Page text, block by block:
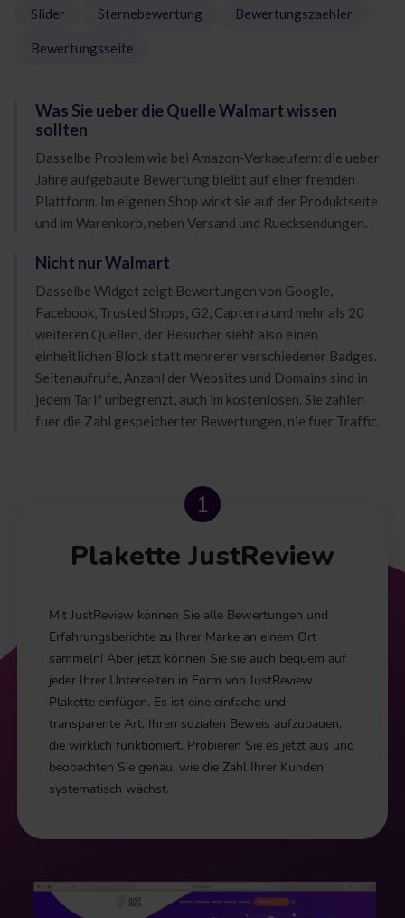
Slider Sternebewertung Bewertungszaehler
Bewertungsseite
Was Sie ueber die Quelle Walmart wissen
sollten
Dasselbe Problem wie bei Amazon-Verkaeufern: die ueber
Jahre aufgebaute Bewertung bleibt auf einer fremden
Plattform. Im eigenen Shop wirkt sie auf der Produktseite
und im Warenkorb, neben Versand und Ruecksendungen.
Nicht nur Walmart
Dasselbe Widget zeigt Bewertungen von Google,
Facebook, Trusted Shops, G2, Capterra und mehr als 20
weiteren Quellen, der Besucher sieht also einen
einheitlichen Block statt mehrerer verschiedener Badges.
Seitenaufrufe, Anzahl der Websites und Domains sind in
jedem Tarif unbegrenzt, auch im kostenlosen. Sie zahlen
fuer die Zahl gespeicherter Bewertungen, nie fuer Traffic.
Plakette JustReview
Mit JustReview können Sie alle Bewertungen und
Erfahrungsberichte zu Ihrer Marke an einem Ort
sammeln! Aber jetzt können Sie sie auch bequem auf
jeder Ihrer Unterseiten in Form von JustReview
Plakette einfügen. Es ist eine einfache und
transparente Art, Ihren sozialen Beweis aufzubauen,
die wirklich funktioniert. Probieren Sie es jetzt aus und
beobachten Sie genau, wie die Zahl Ihrer Kunden
systematisch wächst.